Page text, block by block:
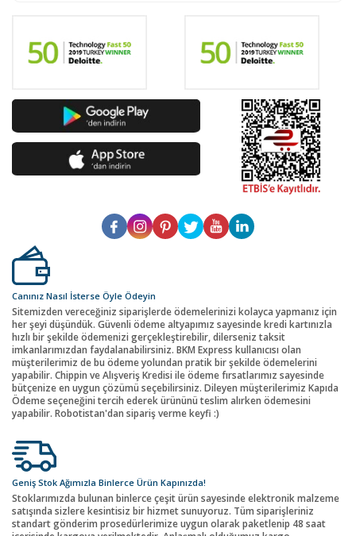
Canınız Nasıl İsterse Öyle Ödeyin
Sitemizden vereceğiniz siparişlerde ödemelerinizi kolayca yapmanız için
her şeyi düşündük. Güvenli ödeme altyapımız sayesinde kredi kartınızla
hızlı bir şekilde ödemenizi gerçekleştirebilir, dilerseniz taksit
imkanlarımızdan faydalanabilirsiniz. BKM Express kullanıcısı olan
müşterilerimiz de bu ödeme yolundan pratik bir şekilde ödemelerini
yapabilir. Chippin ve Alışveriş Kredisi ile ödeme fırsatlarımız sayesinde
bütçenize en uygun çözümü seçebilirsiniz. Dileyen müşterilerimiz Kapıda
Ödeme seçeneğini tercih ederek ürününü teslim alırken ödemesini
yapabilir. Robotistan'dan sipariş verme keyfi :)
Geniş Stok Ağımızla Binlerce Ürün Kapınızda!
Stoklarımızda bulunan binlerce çeşit ürün sayesinde elektronik malzeme
satışında sizlere kesintisiz bir hizmet sunuyoruz. Tüm siparişleriniz
standart gönderim prosedürlerimize uygun olarak paketlenip 48 saat